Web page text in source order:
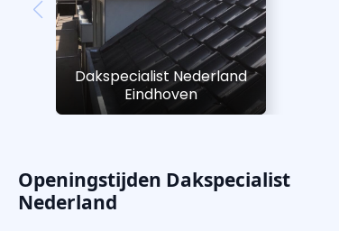
Dakspecialist Nederland
Eindhoven
Openingstijden Dakspecialist
Nederland